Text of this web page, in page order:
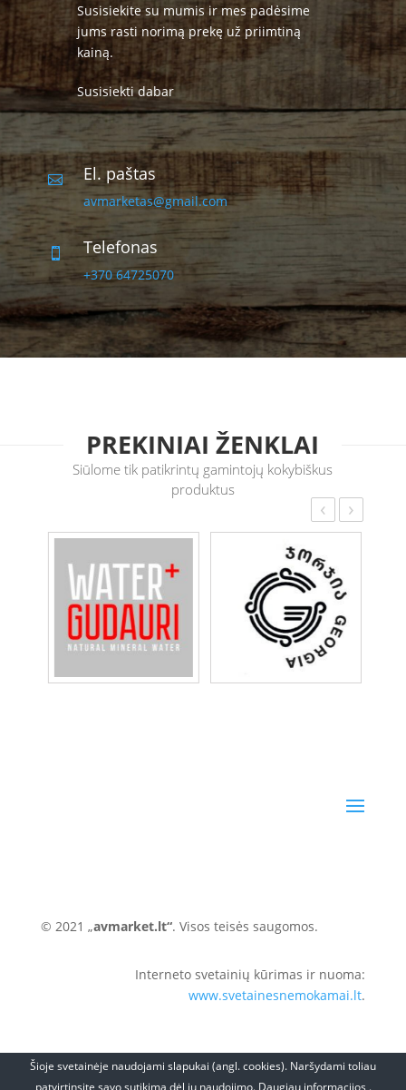
Susisiekite su mumis ir mes padėsime
jums rasti norimą prekę už priimtiną
kainą.
Susisiekti dabar
 El. paštas
avmarketas@gmail.com
 Telefonas
+370 64725070
PREKINIAI ŽENKLAI
Siūlome tik patikrintų gamintojų kokybiškus
produktus
‹ ›
© 2021 „avmarket.lt“. Visos teisės saugomos.
Interneto svetainių kūrimas ir nuoma:
www.svetainesnemokamai.lt.
Šioje svetainėje naudojami slapukai (angl. cookies). Naršydami toliau
patvirtinsite savo sutikimą dėl jų naudojimo. Daugiau informacijos .